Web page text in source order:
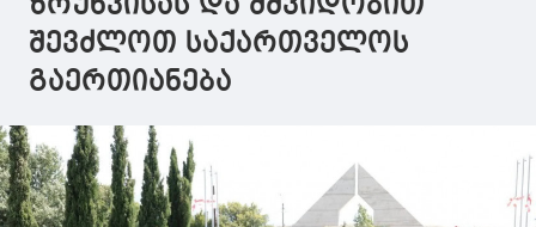
ზრუნვისას და მშვიდობით
შევძლოთ საქართველოს
გაერთიანება